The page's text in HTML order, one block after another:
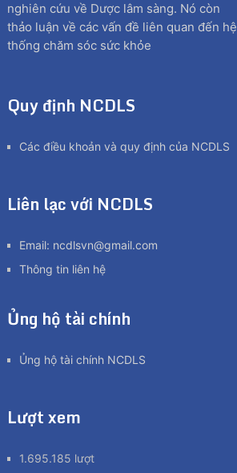
nghiên cứu về Dược lâm sàng. Nó còn
thảo luận về các vấn đề liên quan đến hệ
thống chăm sóc sức khỏe
Quy định NCDLS
Các điều khoản và quy định của NCDLS
Liên lạc với NCDLS
Email: ncdlsvn@gmail.com
Thông tin liên hệ
Ủng hộ tài chính
Ủng hộ tài chính NCDLS
Lượt xem
1.695.185 lượt